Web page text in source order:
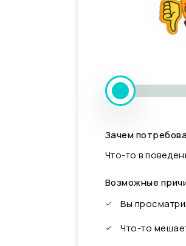
Зачем
Что-то в
Возможные
Вы
Что-то